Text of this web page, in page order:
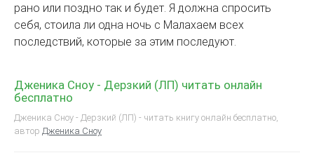
рано или поздно так и будет. Я должна спросить
себя, стоила ли одна ночь с Малахаем всех
последствий, которые за этим последуют.
Дженика Сноу - Дерзкий (ЛП) читать онлайн
бесплатно
Дженика Сноу - Дерзкий (ЛП) - читать книгу онлайн бесплатно,
автор Дженика Сноу